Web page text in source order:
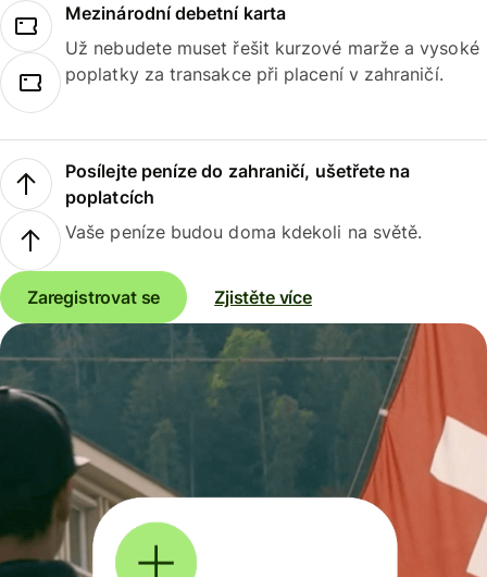
Mezinárodní debetní karta
Už nebudete muset řešit kurzové marže a vysoké
poplatky za transakce při placení v zahraničí.
Posílejte peníze do zahraničí, ušetřete na
poplatcích
Vaše peníze budou doma kdekoli na světě.
Zaregistrovat se Zjistěte více